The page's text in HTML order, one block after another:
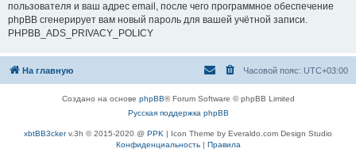
пользователя и ваш адрес email, после чего программное обеспечение
phpBB сгенерирует вам новый пароль для вашей учётной записи.
PHPBB_ADS_PRIVACY_POLICY
На главную Часовой пояс: UTC+03:00
Создано на основе phpBB® Forum Software © phpBB Limited
Русская поддержка phpBB
xbtBB3ckerv.3h © 2015-2020 @ PPK | Icon Theme by Everaldo.com Design Studio
Конфиденциальность| Правила